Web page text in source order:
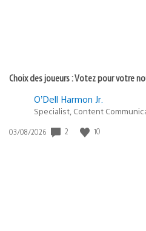
Choix des joueurs : Votez pour votre
O’Dell Harmon Jr.
Specialist, Content
Date
03/08/2026 2 10